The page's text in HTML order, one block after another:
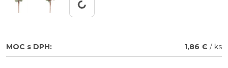
Working...
MOC s DPH: 1,86 € / ks